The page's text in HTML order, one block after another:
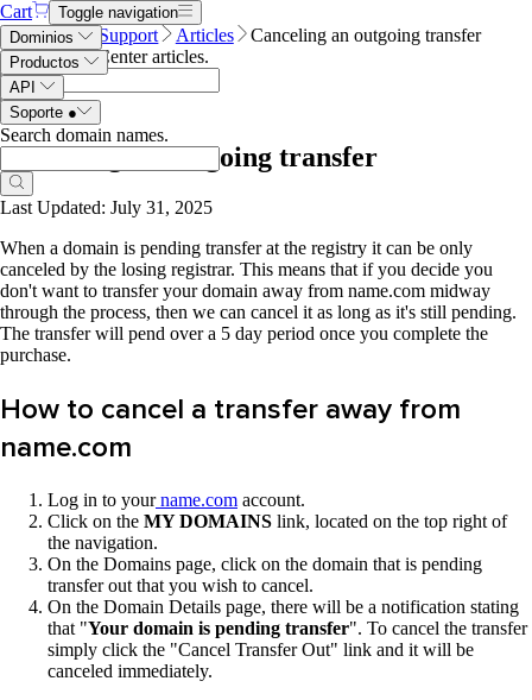
Cart
Toggle navigation
Dominios
Productos
API
Soporte ●
Search domain names.
Name.com Support Articles
Canceling an outgoing transfer
Search Help Center articles.
Canceling an outgoing transfer
Last Updated: July 31, 2025
When a domain is pending transfer at the registry it can be only
canceled by the losing registrar. This means that if you decide you
don't want to transfer your domain away from name.com midway
through the process, then we can cancel it as long as it's still pending.
The transfer will pend over a 5 day period once you complete the
purchase.
How to cancel a transfer away from
name.com
Log in to yourname.com account.
Click on the MY DOMAINS link, located on the top right of
the navigation.
On the Domains page, click on the domain that is pending
transfer out that you wish to cancel.
On the Domain Details page, there will be a notification stating
that "Your domain is pending transfer". To cancel the transfer
simply click the "Cancel Transfer Out" link and it will be
canceled immediately.